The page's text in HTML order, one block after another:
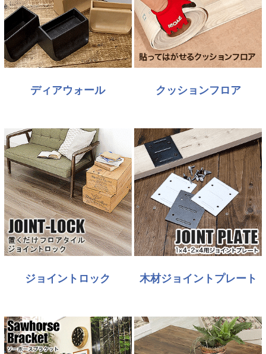
ディアウォール クッションフロア
ジョイントロック 木材ジョイントプレート